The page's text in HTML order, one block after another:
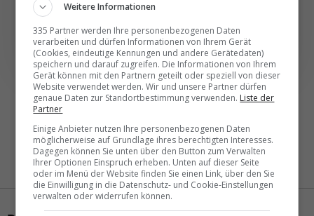
NEWSLETTER ENTDECKEN
Weitere Informationen
335 Partner werden Ihre personenbezogenen Daten
verarbeiten und dürfen Informationen von Ihrem Gerät
(Cookies, eindeutige Kennungen und andere Gerätedaten)
speichern und darauf zugreifen. Die Informationen von Ihrem
Gerät können mit den Partnern geteilt oder speziell von dieser
Website verwendet werden. Wir und unsere Partner dürfen
genaue Daten zur Standortbestimmung verwenden. Liste der
Partner
Einige Anbieter nutzen Ihre personenbezogenen Daten
möglicherweise auf Grundlage ihres berechtigten Interesses.
Dagegen können Sie unten über den Button zum Verwalten
Ihrer Optionen Einspruch erheben. Unten auf dieser Seite
oder im Menü der Website finden Sie einen Link, über den Sie
die Einwilligung in die Datenschutz- und Cookie-Einstellungen
verwalten oder widerrufen können.